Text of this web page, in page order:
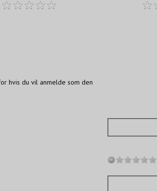
hvis du vil anmelde som den